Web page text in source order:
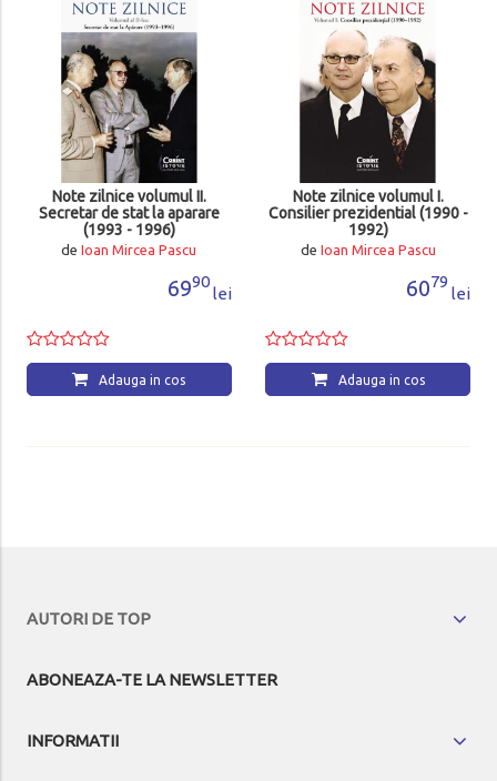
Note zilnice volumul II.
Secretar de stat la aparare
(1993 - 1996)
deIoan Mircea Pascu
6990
lei
Adauga in cos
Note zilnice volumul I.
Consilier prezidential (1990 -
1992)
de Ioan Mircea Pascu
6079
lei
Adauga in cos
AUTORI DE TOP
ABONEAZA-TE LA NEWSLETTER
INFORMATII